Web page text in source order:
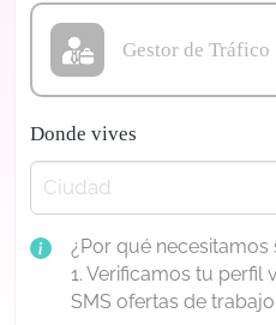
Gestor de Tráfico
Donde vives
¿Por qué
1. Verificamos tu perfil
SMS ofertas de